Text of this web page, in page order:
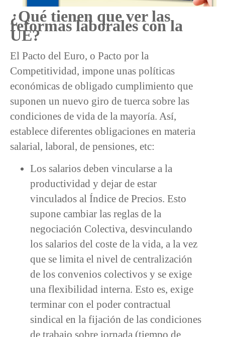
¿Qué tienen que ver las
reformas laborales con la
UE?
El Pacto del Euro, o Pacto por la
Competitividad, impone unas políticas
económicas de obligado cumplimiento que
suponen un nuevo giro de tuerca sobre las
condiciones de vida de la mayoría. Así,
establece diferentes obligaciones en materia
salarial, laboral, de pensiones, etc:
Los salarios deben vincularse a la
productividad y dejar de estar
vinculados al Índice de Precios. Esto
supone cambiar las reglas de la
negociación Colectiva, desvinculando
los salarios del coste de la vida, a la vez
que se limita el nivel de centralización
de los convenios colectivos y se exige
una flexibilidad interna. Esto es, exige
terminar con el poder contractual
sindical en la fijación de las condiciones
de trabajo sobre jornada (tiempo de